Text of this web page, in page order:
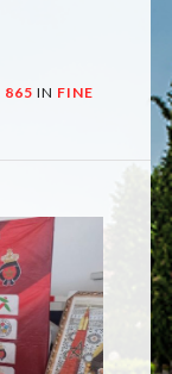
865 IN FINE